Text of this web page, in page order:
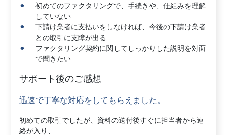
初めてのファクタリングで、手続きや、仕組みを理解
していない
下請け業者に支払いをしなければ、今後の下請け業者
との取引に支障が出る
ファクタリング契約に関してしっかりした説明を対面
で聞きたい
サポート後のご感想
迅速で丁寧な対応をしてもらえました。
初めての取引でしたが、資料の送付後すぐに担当者から連
絡が入り、